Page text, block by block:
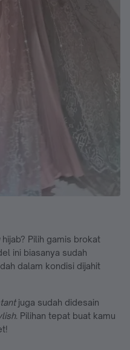
hijab? Pilih gamis brokat
ini biasanya sudah
dalam kondisi dijahit
juga sudah didesain
. Pilihan tepat buat kamu